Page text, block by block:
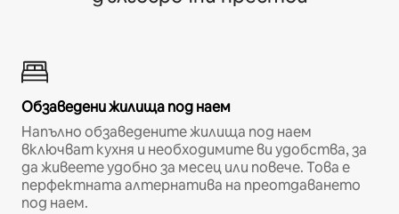
Обзаведени жилища под наем
Напълно обзаведените жилища под наем
включват кухня и необходимите ви удобства, за
да живеете удобно за месец или повече. Това е
перфектната алтернатива на преотдаването
под наем.